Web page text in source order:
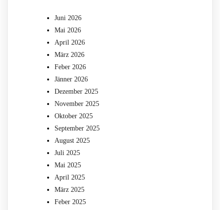
Juni 2026
Mai 2026
April 2026
März 2026
Feber 2026
Jänner 2026
Dezember 2025
November 2025
Oktober 2025
September 2025
August 2025
Juli 2025
Mai 2025
April 2025
März 2025
Feber 2025